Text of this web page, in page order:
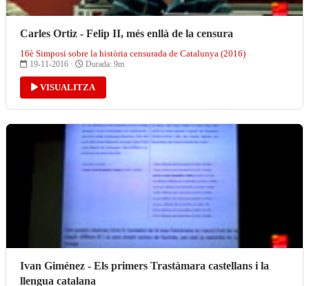
Carles Ortiz - Felip II, més enllà de la censura
16è Simposi sobre la història censurada de Catalunya (2016)
19-11-2016 · Durada: 9m
VISUALITZA
Ivan Giménez - Els primers Trastàmara castellans i la
llengua catalana